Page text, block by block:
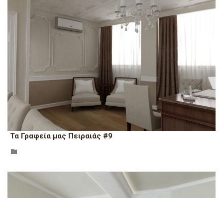
Τα Γραφεία μας Πειραιάς #9
